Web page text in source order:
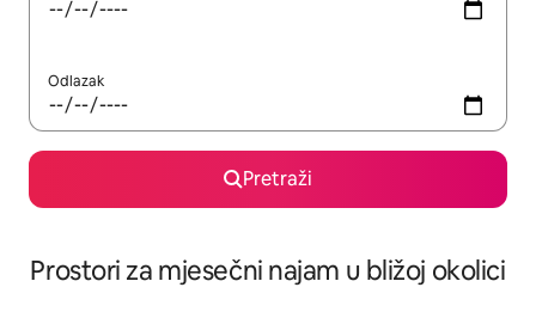
Odlazak
Pretraži
Prostori za mjesečni najam u bližoj okolici